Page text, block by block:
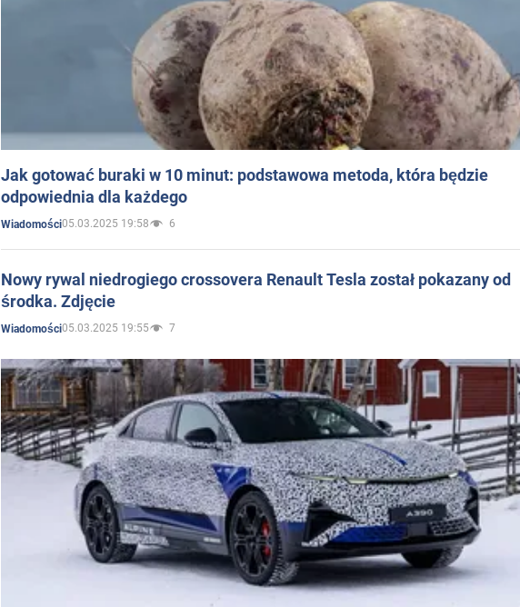
Jak gotować buraki w 10 minut: podstawowa metoda, która będzie
odpowiednia dla każdego
Wiadomości05.03.2025 19:58 6
Nowy rywal niedrogiego crossovera Renault Tesla został pokazany od
środka. Zdjęcie
Wiadomości05.03.2025 19:55 7